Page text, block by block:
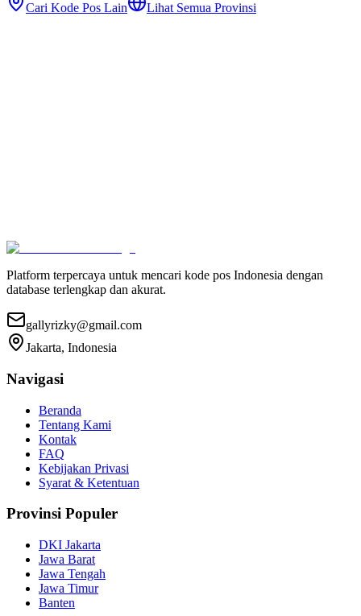
Cari Kode Pos Lain Lihat Semua Provinsi
Platform terpercaya untuk mencari kode pos Indonesia dengan
database terlengkap dan akurat.
gallyrizky@gmail.com
Jakarta, Indonesia
Navigasi
Beranda
Tentang Kami
Kontak
FAQ
Kebijakan Privasi
Syarat & Ketentuan
Provinsi Populer
DKI Jakarta
Jawa Barat
Jawa Tengah
Jawa Timur
Banten